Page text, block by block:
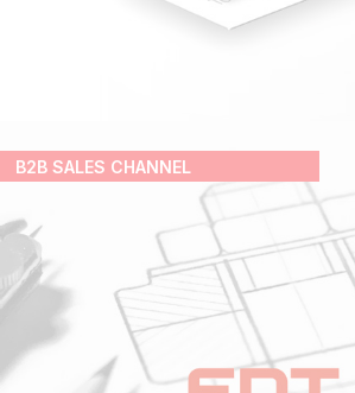
B2B SALES CHANNEL